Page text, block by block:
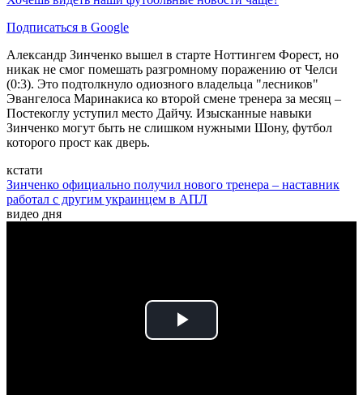
Подписаться в Google
Александр Зинченко вышел в старте Ноттингем Форест, но
никак не смог помешать разгромному поражению от Челси
(0:3). Это подтолкнуло одиозного владельца "лесников"
Эвангелоса Маринакиса ко второй смене тренера за месяц –
Постекоглу уступил место Дайчу. Изысканные навыки
Зинченко могут быть не слишком нужными Шону, футбол
которого прост как дверь.
кстати
Зинченко официально получил нового тренера – наставник
работал с другим украинцем в АПЛ
видео дня
Play